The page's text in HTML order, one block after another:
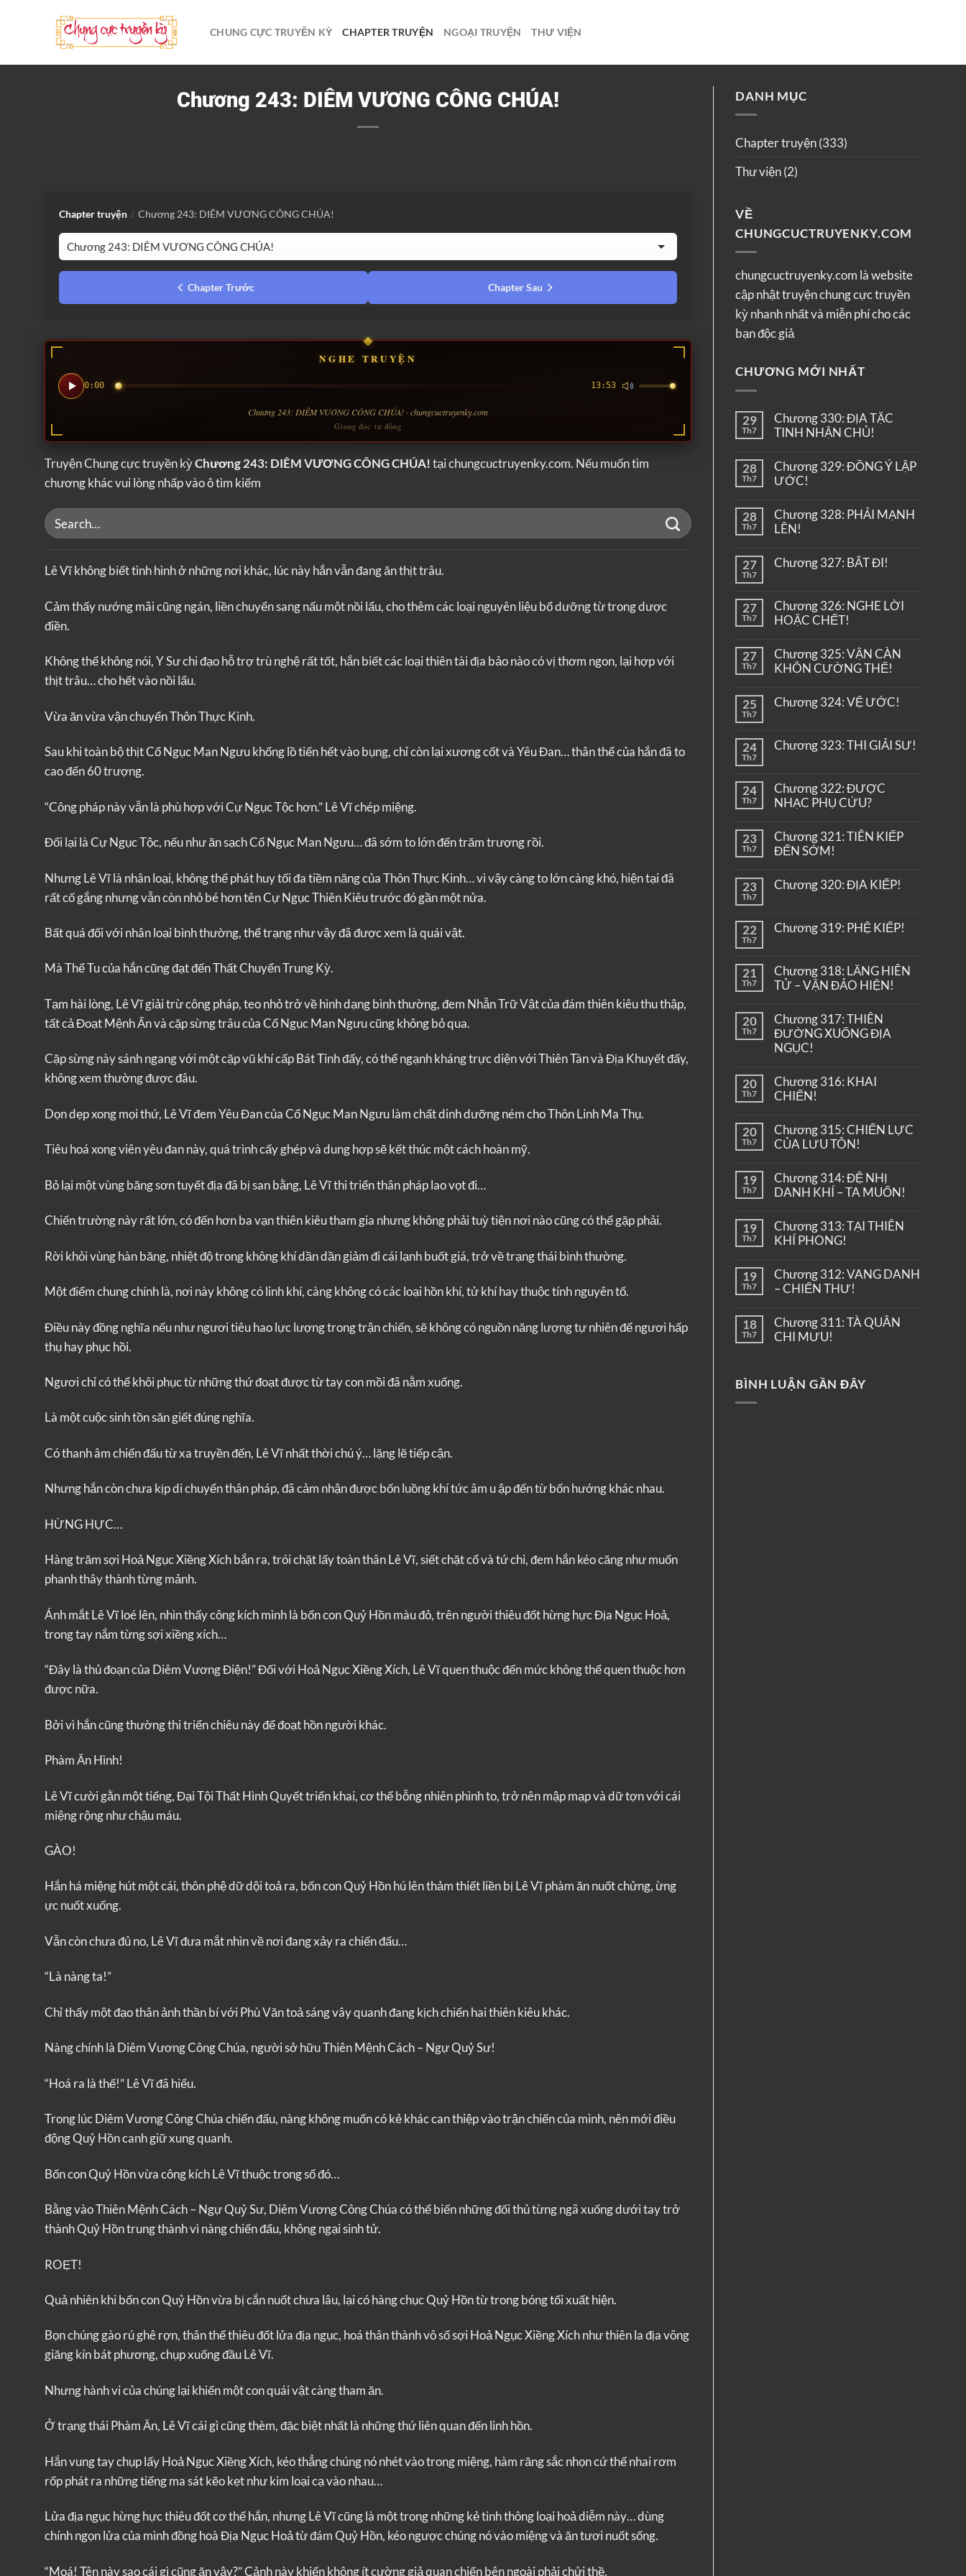
dung
CHUNG CỰC TRUYỀN KỲ CHAPTER TRUYỆN NGOẠI TRUYỆN THƯ VIỆN
Chương 243: DIÊM VƯƠNG CÔNG CHÚA!
Chapter truyện / Chương 243: DIÊM VƯƠNG CÔNG CHÚA!
Chapter Trước Chapter Sau
NGHE TRUYỆN
0:00 13:53
Chương 243: DIÊM VƯƠNG CÔNG CHÚA! · chungcuctruyenky.com
Giọng đọc tự động
Truyện Chung cực truyền kỳChương 243: DIÊM VƯƠNG CÔNG CHÚA!tại chungcuctruyenky.com. Nếu muốn tìm
chương khác vui lòng nhấp vào ô tìm kiếm
Lê Vĩ không biết tình hình ở những nơi khác, lúc này hắn vẫn đang ăn thịt trâu.
Cảm thấy nướng mãi cũng ngán, liền chuyển sang nấu một nồi lẩu, cho thêm các loại nguyên liệu bổ dưỡng từ trong dược
điền.
Không thể không nói, Y Sư chi đạo hỗ trợ trù nghệ rất tốt, hắn biết các loại thiên tài địa bảo nào có vị thơm ngon, lại hợp với
thịt trâu… cho hết vào nồi lẩu.
Vừa ăn vừa vận chuyển Thôn Thực Kinh.
Sau khi toàn bộ thịt Cổ Ngục Man Ngưu khổng lồ tiến hết vào bụng, chỉ còn lại xương cốt và Yêu Đan… thân thể của hắn đã to
cao đến 60 trượng.
“Công pháp này vẫn là phù hợp với Cự Ngục Tộc hơn.” Lê Vĩ chép miệng.
Đổi lại là Cự Ngục Tộc, nếu như ăn sạch Cổ Ngục Man Ngưu… đã sớm to lớn đến trăm trượng rồi.
Nhưng Lê Vĩ là nhân loại, không thể phát huy tối đa tiềm năng của Thôn Thực Kinh… vì vậy càng to lớn càng khó, hiện tại đã
rất cố gắng nhưng vẫn còn nhỏ bé hơn tên Cự Ngục Thiên Kiêu trước đó gần một nửa.
Bất quá đối với nhân loại bình thường, thể trạng như vậy đã được xem là quái vật.
Mà Thể Tu của hắn cũng đạt đến Thất Chuyển Trung Kỳ.
Tạm hài lòng, Lê Vĩ giải trừ công pháp, teo nhỏ trở về hình dạng bình thường, đem Nhẫn Trữ Vật của đám thiên kiêu thu thập,
tất cả Đoạt Mệnh Ấn và cặp sừng trâu của Cổ Ngục Man Ngưu cũng không bỏ qua.
Cặp sừng này sánh ngang với một cặp vũ khí cấp Bát Tinh đấy, có thể ngạnh kháng trực diện với Thiên Tàn và Địa Khuyết đấy,
không xem thường được đâu.
Dọn dẹp xong mọi thứ, Lê Vĩ đem Yêu Đan của Cổ Ngục Man Ngưu làm chất dinh dưỡng ném cho Thôn Linh Ma Thụ.
Tiêu hoá xong viên yêu đan này, quá trình cấy ghép và dung hợp sẽ kết thúc một cách hoàn mỹ.
Bỏ lại một vùng băng sơn tuyết địa đã bị san bằng, Lê Vĩ thi triển thân pháp lao vọt đi…
Chiến trường này rất lớn, có đến hơn ba vạn thiên kiêu tham gia nhưng không phải tuỳ tiện nơi nào cũng có thể gặp phải.
Rời khỏi vùng hàn băng, nhiệt độ trong không khí dần dần giảm đi cái lạnh buốt giá, trở về trạng thái bình thường.
Một điểm chung chính là, nơi này không có linh khí, càng không có các loại hồn khí, tử khí hay thuộc tính nguyên tố.
Điều này đồng nghĩa nếu như ngươi tiêu hao lực lượng trong trận chiến, sẽ không có nguồn năng lượng tự nhiên để ngươi hấp
thụ hay phục hồi.
Ngươi chỉ có thể khôi phục từ những thứ đoạt được từ tay con mồi đã nằm xuống.
Là một cuộc sinh tồn săn giết đúng nghĩa.
Có thanh âm chiến đấu từ xa truyền đến, Lê Vĩ nhất thời chú ý… lặng lẽ tiếp cận.
Nhưng hắn còn chưa kịp di chuyển thân pháp, đã cảm nhận được bốn luồng khí tức âm u ập đến từ bốn hướng khác nhau.
HỪNG HỰC…
Hàng trăm sợi Hoả Ngục Xiềng Xích bắn ra, trói chặt lấy toàn thân Lê Vĩ, siết chặt cổ và tứ chi, đem hắn kéo căng như muốn
phanh thây thành từng mảnh.
Ánh mắt Lê Vĩ loé lên, nhìn thấy công kích mình là bốn con Quỷ Hồn màu đỏ, trên người thiêu đốt hừng hực Địa Ngục Hoả,
trong tay nắm từng sợi xiềng xích…
“Đây là thủ đoạn của Diêm Vương Điện!” Đối với Hoả Ngục Xiềng Xích, Lê Vĩ quen thuộc đến mức không thể quen thuộc hơn
được nữa.
Bởi vì hắn cũng thường thi triển chiêu này để đoạt hồn người khác.
Phàm Ăn Hình!
Lê Vĩ cười gằn một tiếng, Đại Tội Thất Hình Quyết triển khai, cơ thể bỗng nhiên phình to, trở nên mập mạp và dữ tợn với cái
miệng rộng như chậu máu.
GÀO!
Hắn há miệng hút một cái, thôn phệ dữ dội toả ra, bốn con Quỷ Hồn hú lên thảm thiết liền bị Lê Vĩ phàm ăn nuốt chửng, ừng
ực nuốt xuống.
Vẫn còn chưa đủ no, Lê Vĩ đưa mắt nhìn về nơi đang xảy ra chiến đấu…
“Là nàng ta!”
Chỉ thấy một đạo thân ảnh thần bí với Phù Văn toả sáng vây quanh đang kịch chiến hai thiên kiêu khác.
Nàng chính là Diêm Vương Công Chúa, người sở hữu Thiên Mệnh Cách – Ngự Quỷ Sư!
“Hoá ra là thế!” Lê Vĩ đã hiểu.
Trong lúc Diêm Vương Công Chúa chiến đấu, nàng không muốn có kẻ khác can thiệp vào trận chiến của mình, nên mới điều
động Quỷ Hồn canh giữ xung quanh.
Bốn con Quỷ Hồn vừa công kích Lê Vĩ thuộc trong số đó…
Bằng vào Thiên Mệnh Cách – Ngự Quỷ Sư, Diêm Vương Công Chúa có thể biến những đối thủ từng ngã xuống dưới tay trở
thành Quỷ Hồn trung thành vì nàng chiến đấu, không ngại sinh tử.
ROẸT!
Quả nhiên khi bốn con Quỷ Hồn vừa bị cắn nuốt chưa lâu, lại có hàng chục Quỷ Hồn từ trong bóng tối xuất hiện.
Bọn chúng gào rú ghê rợn, thân thể thiêu đốt lửa địa ngục, hoá thân thành vô số sợi Hoả Ngục Xiềng Xích như thiên la địa võng
giăng kín bát phương, chụp xuống đầu Lê Vĩ.
Nhưng hành vi của chúng lại khiến một con quái vật càng tham ăn.
Ở trạng thái Phàm Ăn, Lê Vĩ cái gì cũng thèm, đặc biệt nhất là những thứ liên quan đến linh hồn.
Hắn vung tay chụp lấy Hoả Ngục Xiềng Xích, kéo thẳng chúng nó nhét vào trong miệng, hàm răng sắc nhọn cứ thế nhai rơm
rốp phát ra những tiếng ma sát kẽo kẹt như kim loại cạ vào nhau…
Lửa địa ngục hừng hực thiêu đốt cơ thể hắn, nhưng Lê Vĩ cũng là một trong những kẻ tinh thông loại hoả diễm này… dùng
chính ngọn lửa của mình đồng hoà Địa Ngục Hoả từ đám Quỷ Hồn, kéo ngược chúng nó vào miệng và ăn tươi nuốt sống.
“Moá! Tên này sao cái gì cũng ăn vậy?” Cảnh này khiến không ít cường giả quan chiến bên ngoài phải chửi thề.
DANH MỤC
Chapter truyện(333)
Thư viện(2)
VỀ
CHUNGCUCTRUYENKY.COM
chungcuctruyenky.com là website
cập nhật truyện chung cực truyền
kỳ nhanh nhất và miễn phí cho các
bạn độc giả
CHƯƠNG MỚI NHẤT
29
Th7
Chương 330: ĐỊA TẶC
TINH NHẬN CHỦ!
28
Th7
Chương 329: ĐỒNG Ý LẬP
ƯỚC!
28
Th7
Chương 328: PHẢI MẠNH
LÊN!
27
Th7
Chương 327: BẮT ĐI!
27
Th7
Chương 326: NGHE LỜI
HOẶC CHẾT!
27
Th7
Chương 325: VẬN CÀN
KHÔN CƯỜNG THẾ!
25
Th7
Chương 324: VỆ ƯỚC!
24
Th7
Chương 323: THI GIẢI SƯ!
24
Th7
Chương 322: ĐƯỢC
NHẠC PHỤ CỨU?
23
Th7
Chương 321: TIÊN KIẾP
ĐẾN SỚM!
23
Th7
Chương 320: ĐỊA KIẾP!
22
Th7
Chương 319: PHỆ KIẾP!
21
Th7
Chương 318: LĂNG HIÊN
TỬ – VẬN ĐẢO HIỆN!
20
Th7
Chương 317: THIÊN
ĐƯỜNG XUỐNG ĐỊA
NGỤC!
20
Th7
Chương 316: KHAI
CHIẾN!
20
Th7
Chương 315: CHIẾN LỰC
CỦA LƯU TÔN!
19
Th7
Chương 314: ĐỆ NHỊ
DANH KHÍ – TA MUỐN!
19
Th7
Chương 313: TẠI THIÊN
KHÍ PHONG!
19
Th7
Chương 312: VANG DANH
– CHIẾN THƯ!
18
Th7
Chương 311: TÀ QUÂN
CHI MƯU!
BÌNH LUẬN GẦN ĐÂY